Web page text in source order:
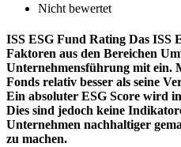
Nicht bewertet
ISS ESG Fund Rating Das ISS
Faktoren aus den Bereichen
Unternehmensführung mit ein.
Fonds relativ besser als seine
Ein absoluter ESG Score wird
Dies sind jedoch keine
Unternehmen nachhaltiger
zu machen.